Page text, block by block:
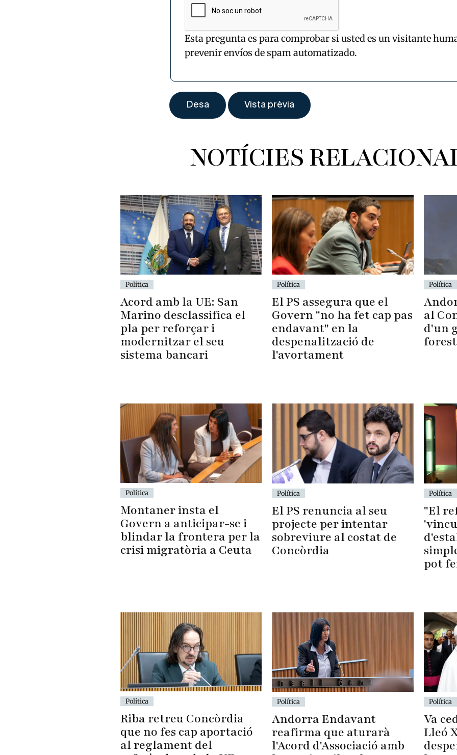
Esta pregunta es para comprobar si usted es un visitante
prevenir envíos de spam automatizado.
NOTÍCIES
Política
Acord amb la UE: San
Marino desclassifica el
pla per reforçar i
modernitzar el seu
sistema bancari
Política
El PS assegura que el
Govern "no ha fet cap pas
endavant" en la
despenalització de
l'avortament
Política
al
d'un
Política
Montaner insta el
Govern a anticipar-se i
blindar la frontera per la
crisi migratòria a Ceuta
Política
El PS renuncia al seu
projecte per intentar
sobreviure al costat de
Concòrdia
Política
"El
pot
Política
Riba retreu Concòrdia
que no fes cap aportació
al reglament del
Política
Andorra Endavant
reafirma que aturarà
l'Acord d'Associació amb
Política
Va
Lleó